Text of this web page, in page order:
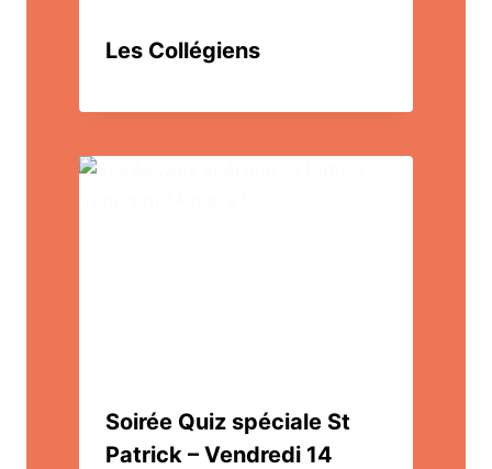
Les Collégiens
Soirée Quiz spéciale St
Patrick – Vendredi 14